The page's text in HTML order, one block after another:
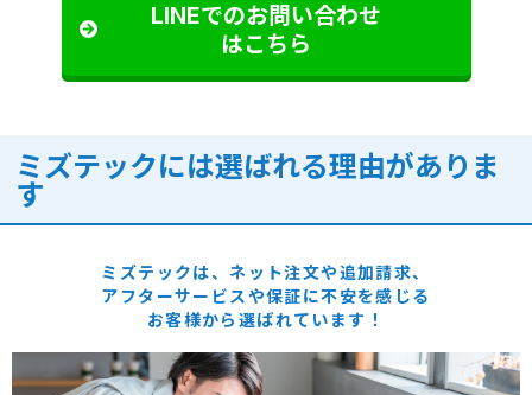
LINEでのお問い合わせ
はこちら
ミズテックには選ばれる理由がありま
す
ミズテックは、ネット注文や追加請求、
アフターサービスや保証に不安を感じる
お客様から選ばれています！